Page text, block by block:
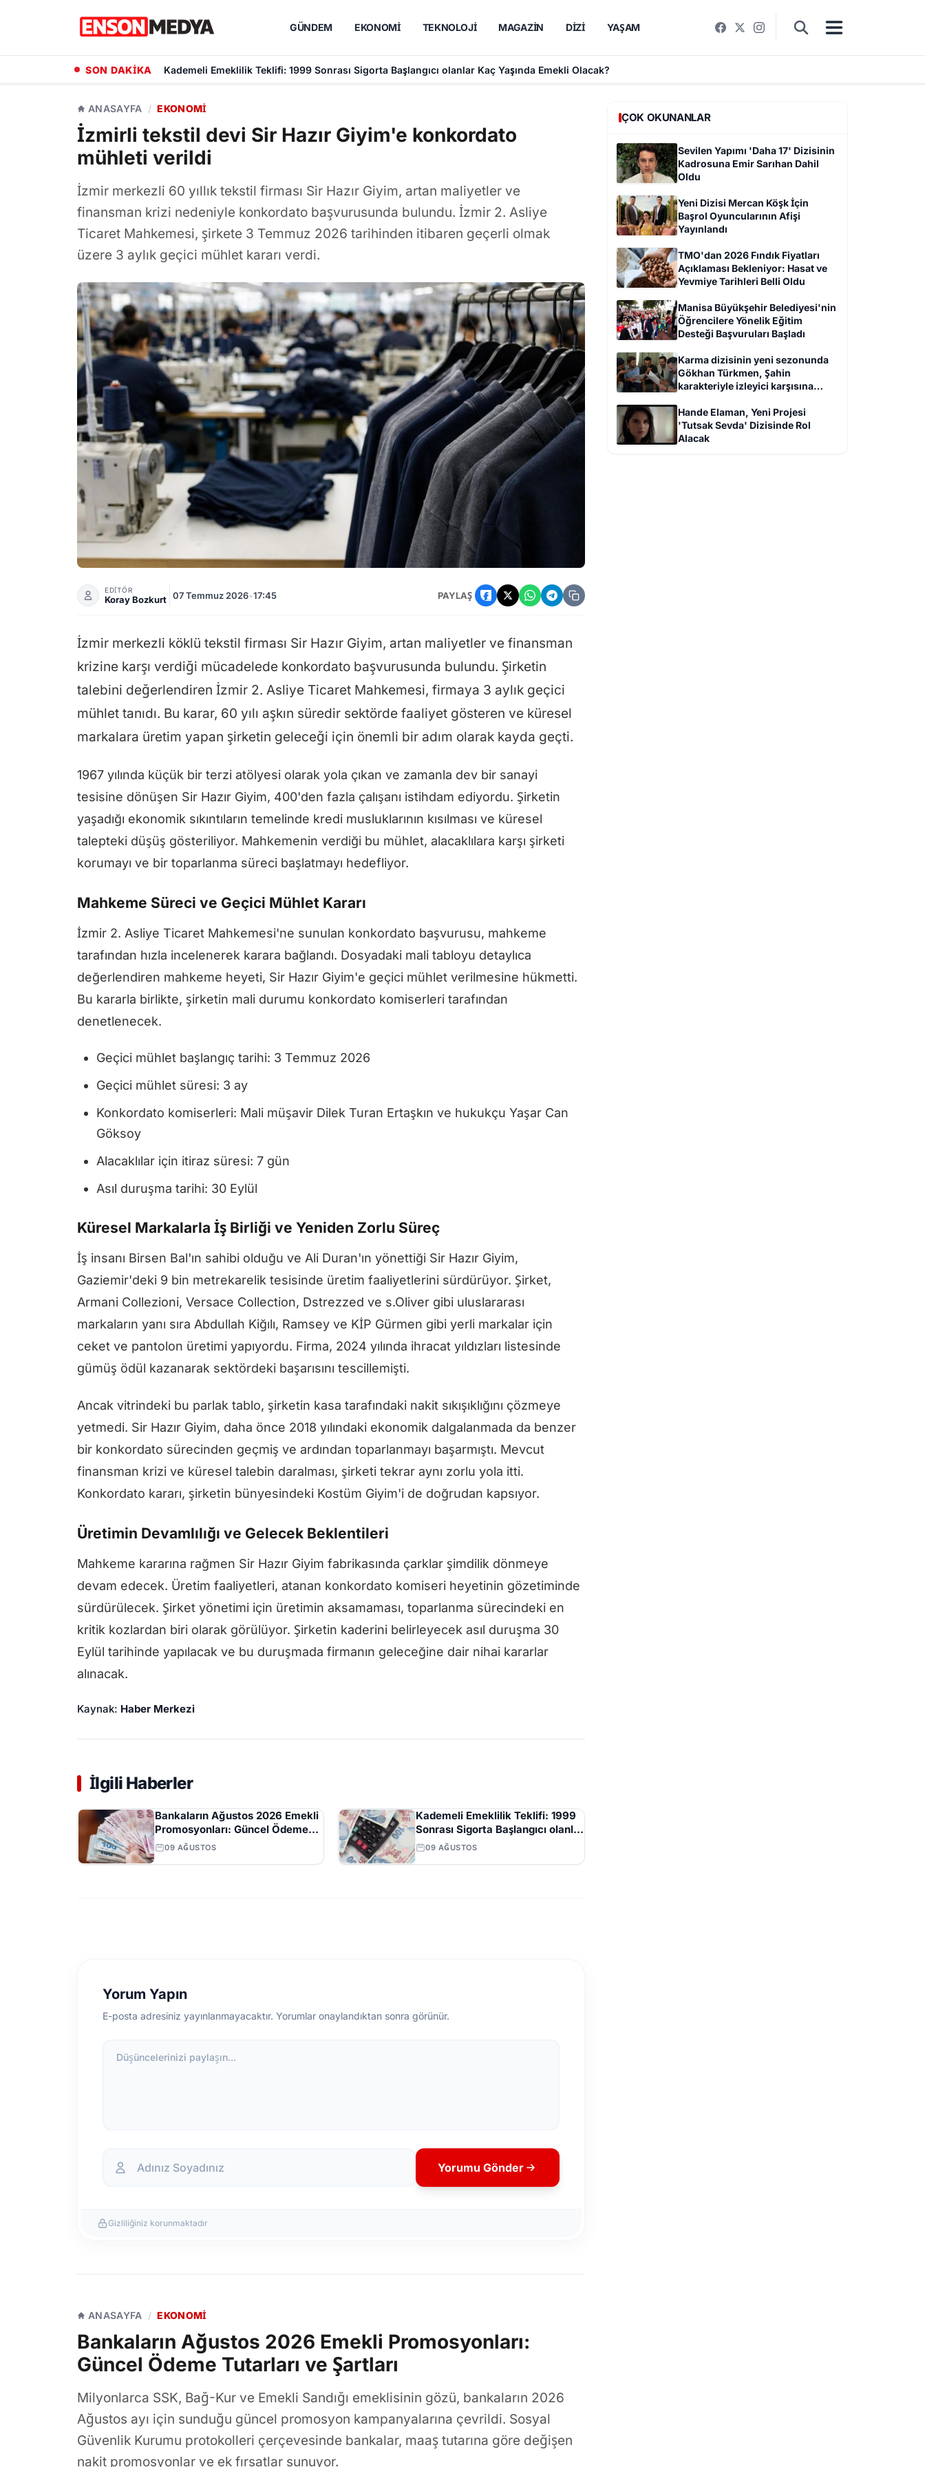
GÜNDEM EKONOMI TEKNOLOJI MAGAZIN DIZI YAŞAM
SON DAKİKA Kademeli Emeklilik Teklifi: 1999 Sonrası Sigorta Başlangıcı olanlar Kaç Yaşında Emekli Olacak?
ANASAYFA / EKONOMI
İzmirli tekstil devi Sir Hazır Giyim'e konkordato
mühleti verildi
İzmir merkezli 60 yıllık tekstil firması Sir Hazır Giyim, artan maliyetler ve
finansman krizi nedeniyle konkordato başvurusunda bulundu. İzmir 2. Asliye
Ticaret Mahkemesi, şirkete 3 Temmuz 2026 tarihinden itibaren geçerli olmak
üzere 3 aylık geçici mühlet kararı verdi.
EDİTÖR
Koray Bozkurt 07 Temmuz 2026•17:45 PAYLAŞ
İzmir merkezli köklü tekstil firması Sir Hazır Giyim, artan maliyetler ve finansman
krizine karşı verdiği mücadelede konkordato başvurusunda bulundu. Şirketin
talebini değerlendiren İzmir 2. Asliye Ticaret Mahkemesi, firmaya 3 aylık geçici
mühlet tanıdı. Bu karar, 60 yılı aşkın süredir sektörde faaliyet gösteren ve küresel
markalara üretim yapan şirketin geleceği için önemli bir adım olarak kayda geçti.
1967 yılında küçük bir terzi atölyesi olarak yola çıkan ve zamanla dev bir sanayi
tesisine dönüşen Sir Hazır Giyim, 400'den fazla çalışanı istihdam ediyordu. Şirketin
yaşadığı ekonomik sıkıntıların temelinde kredi musluklarının kısılması ve küresel
talepteki düşüş gösteriliyor. Mahkemenin verdiği bu mühlet, alacaklılara karşı şirketi
korumayı ve bir toparlanma süreci başlatmayı hedefliyor.
Mahkeme Süreci ve Geçici Mühlet Kararı
İzmir 2. Asliye Ticaret Mahkemesi'ne sunulan konkordato başvurusu, mahkeme
tarafından hızla incelenerek karara bağlandı. Dosyadaki mali tabloyu detaylıca
değerlendiren mahkeme heyeti, Sir Hazır Giyim'e geçici mühlet verilmesine hükmetti.
Bu kararla birlikte, şirketin mali durumu konkordato komiserleri tarafından
denetlenecek.
Geçici mühlet başlangıç tarihi: 3 Temmuz 2026
Geçici mühlet süresi: 3 ay
Konkordato komiserleri: Mali müşavir Dilek Turan Ertaşkın ve hukukçu Yaşar Can
Göksoy
Alacaklılar için itiraz süresi: 7 gün
Asıl duruşma tarihi: 30 Eylül
Küresel Markalarla İş Birliği ve Yeniden Zorlu Süreç
İş insanı Birsen Bal'ın sahibi olduğu ve Ali Duran'ın yönettiği Sir Hazır Giyim,
Gaziemir'deki 9 bin metrekarelik tesisinde üretim faaliyetlerini sürdürüyor. Şirket,
Armani Collezioni, Versace Collection, Dstrezzed ve s.Oliver gibi uluslararası
markaların yanı sıra Abdullah Kiğılı, Ramsey ve KİP Gürmen gibi yerli markalar için
ceket ve pantolon üretimi yapıyordu. Firma, 2024 yılında ihracat yıldızları listesinde
gümüş ödül kazanarak sektördeki başarısını tescillemişti.
Ancak vitrindeki bu parlak tablo, şirketin kasa tarafındaki nakit sıkışıklığını çözmeye
yetmedi. Sir Hazır Giyim, daha önce 2018 yılındaki ekonomik dalgalanmada da benzer
bir konkordato sürecinden geçmiş ve ardından toparlanmayı başarmıştı. Mevcut
finansman krizi ve küresel talebin daralması, şirketi tekrar aynı zorlu yola itti.
Konkordato kararı, şirketin bünyesindeki Kostüm Giyim'i de doğrudan kapsıyor.
Üretimin Devamlılığı ve Gelecek Beklentileri
Mahkeme kararına rağmen Sir Hazır Giyim fabrikasında çarklar şimdilik dönmeye
devam edecek. Üretim faaliyetleri, atanan konkordato komiseri heyetinin gözetiminde
sürdürülecek. Şirket yönetimi için üretimin aksamaması, toparlanma sürecindeki en
kritik kozlardan biri olarak görülüyor. Şirketin kaderini belirleyecek asıl duruşma 30
Eylül tarihinde yapılacak ve bu duruşmada firmanın geleceğine dair nihai kararlar
alınacak.
Kaynak: Haber Merkezi
İlgili Haberler
Bankaların Ağustos 2026 Emekli
Promosyonları: Güncel Ödeme
Tutarları ve Şartları
09 AĞUSTOS
Kademeli Emeklilik Teklifi: 1999
Sonrası Sigorta Başlangıcı olanlar
Kaç Yaşında Emekli Olacak?
09 AĞUSTOS
Yorum Yapın
E-posta adresiniz yayınlanmayacaktır. Yorumlar onaylandıktan sonra görünür.
Düşüncelerinizi paylaşın...
Yorumu Gönder
Gizliliğiniz korunmaktadır
ANASAYFA / EKONOMI
Bankaların Ağustos 2026 Emekli Promosyonları:
Güncel Ödeme Tutarları ve Şartları
Milyonlarca SSK, Bağ-Kur ve Emekli Sandığı emeklisinin gözü, bankaların 2026
Ağustos ayı için sunduğu güncel promosyon kampanyalarına çevrildi. Sosyal
Güvenlik Kurumu protokolleri çerçevesinde bankalar, maaş tutarına göre değişen
nakit promosyonlar ve ek fırsatlar sunuyor.
ÇOK OKUNANLAR
Sevilen Yapımı 'Daha 17' Dizisinin
Kadrosuna Emir Sarıhan Dahil
Oldu
Yeni Dizisi Mercan Köşk İçin
Başrol Oyuncularının Afişi
Yayınlandı
TMO'dan 2026 Fındık Fiyatları
Açıklaması Bekleniyor: Hasat ve
Yevmiye Tarihleri Belli Oldu
Manisa Büyükşehir Belediyesi'nin
Öğrencilere Yönelik Eğitim
Desteği Başvuruları Başladı
Karma dizisinin yeni sezonunda
Gökhan Türkmen, Şahin
karakteriyle izleyici karşısına
Hande Elaman, Yeni Projesi
'Tutsak Sevda' Dizisinde Rol
Alacak